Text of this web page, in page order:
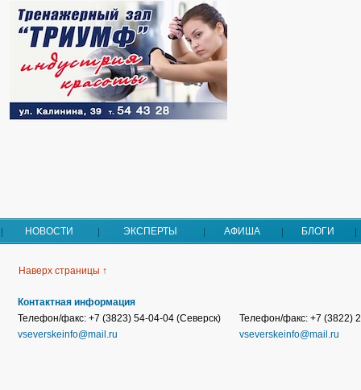
НОВОСТИ ЭКСПЕРТЫ АФИША БЛОГИ
Наверх страницы ↑
Контактная информация
Телефон/факс: +7 (3823) 54-04-04 (Северск)
vseverskeinfo@mail.ru
Телефон/факс: +7 (3822)
vseverskeinfo@mail.ru